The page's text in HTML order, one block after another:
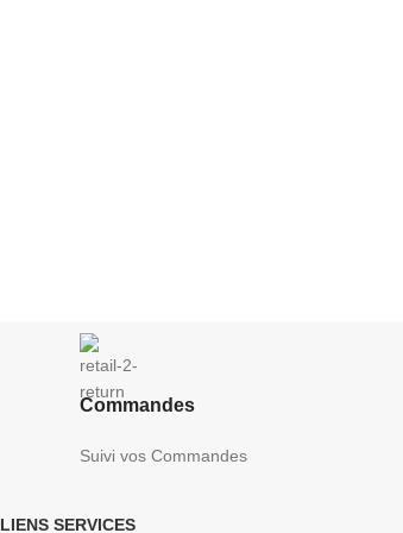
Commandes
Suivi vos Commandes
LIENS SERVICES